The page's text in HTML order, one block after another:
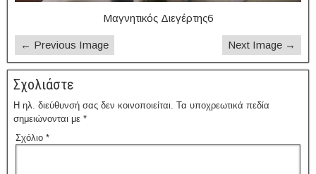
Μαγνητικός Διεγέρτης6
← Previous Image Next Image →
Σχολιάστε
Η ηλ. διεύθυνσή σας δεν κοινοποιείται. Τα υποχρεωτικά πεδία
σημειώνονται με *
Σχόλιο *